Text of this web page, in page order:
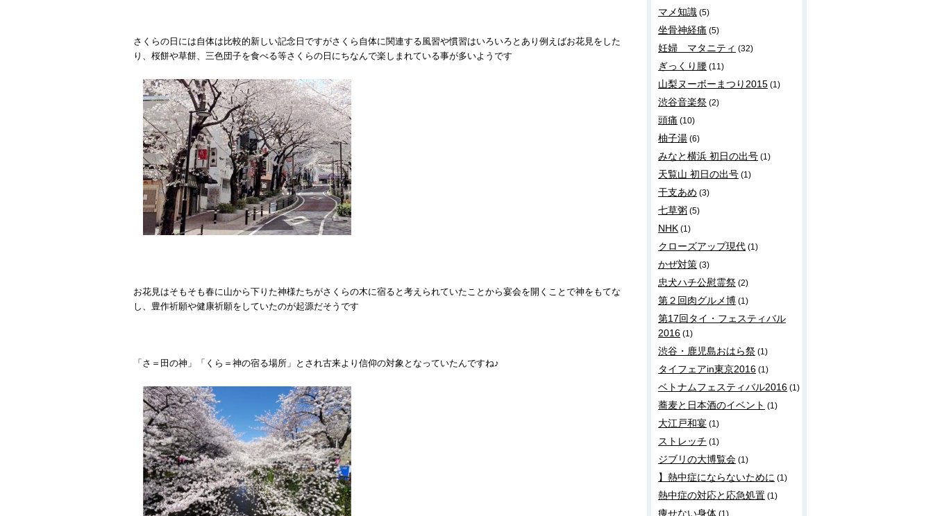
さくらの日には自体は比較的新しい記念日ですがさくら自体に関連する風習や慣習はいろいろとあり例えばお花見をした
り、桜餅や草餅、三色団子を食べる等さくらの日にちなんで楽しまれている事が多いようです
お花見はそもそも春に山から下りた神様たちがさくらの木に宿ると考えられていたことから宴会を開くことで神をもてな
し、豊作祈願や健康祈願をしていたのが起源だそうです
「さ＝田の神」「くら＝神の宿る場所」とされ古来より信仰の対象となっていたんですね♪
マメ知識 (5)
坐骨神経痛 (5)
妊婦 マタニティ (32)
ぎっくり腰 (11)
山梨ヌーボーまつり2015 (1)
渋谷音楽祭 (2)
頭痛 (10)
柚子湯 (6)
みなと横浜 初日の出号 (1)
天覧山 初日の出号 (1)
干支あめ (3)
七草粥 (5)
NHK (1)
クローズアップ現代 (1)
かぜ対策 (3)
忠犬ハチ公慰霊祭 (2)
第２回肉グルメ博 (1)
第17回タイ・フェスティバル
2016 (1)
渋谷・鹿児島おはら祭 (1)
タイフェアin東京2016 (1)
ベトナムフェスティバル2016 (1)
蕎麦と日本酒のイベント (1)
大江戸和宴 (1)
ストレッチ (1)
ジブリの大博覧会 (1)
】熱中症にならないために (1)
熱中症の対応と応急処置 (1)
痩せない身体 (1)